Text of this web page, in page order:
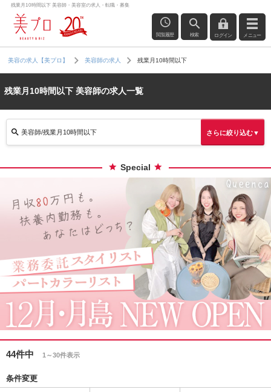
残業月10時間以下 美容師・美容室の求人・転職・募集
閲覧履歴 検索 ログイン メニュー
美容の求人【美プロ】 美容師の求人 残業月10時間以下
残業月10時間以下 美容師の求人一覧
美容師/残業月10時間以下 さらに絞り込む▼
Special
44件中 1～30件表示
条件変更